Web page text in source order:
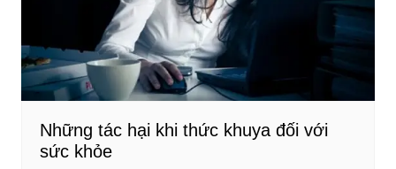
Những tác hại khi thức khuya đối với
sức khỏe